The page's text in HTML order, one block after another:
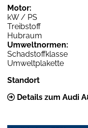
Motor:
kW / PS
Treibstoff
Hubraum
Umweltnormen:
Schadstoffklasse
Umweltplakette
Standort
Details zum Audi